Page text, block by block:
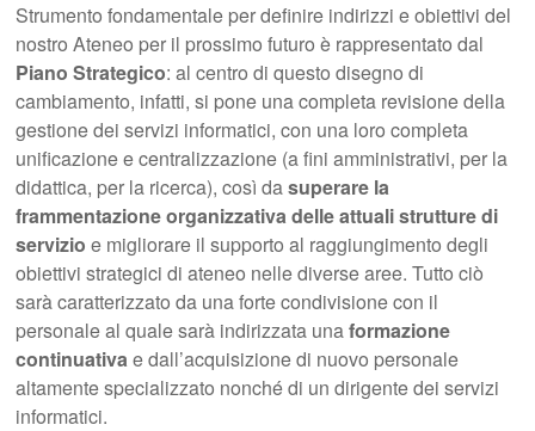
Strumento fondamentale per definire indirizzi e obiettivi del
nostro Ateneo per il prossimo futuro è rappresentato dal
Piano Strategico: al centro di questo disegno di
cambiamento, infatti, si pone una completa revisione della
gestione dei servizi informatici, con una loro completa
unificazione e centralizzazione (a fini amministrativi, per la
didattica, per la ricerca), così dasuperare la
frammentazione organizzativa delle attuali strutture di
servizioe migliorare il supporto al raggiungimento degli
obiettivi strategici di ateneo nelle diverse aree. Tutto ciò
sarà caratterizzato da una forte condivisione con il
personale al quale sarà indirizzata unaformazione
continuativae dall’acquisizione di nuovo personale
altamente specializzato nonché di un dirigente dei servizi
informatici.